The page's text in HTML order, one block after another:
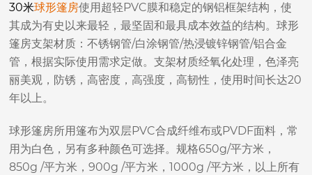
30米球形篷房使用超轻PVC膜和稳定的钢铝框架结构，使
其成为有史以来最轻，最坚固和最具成本效益的结构。球形
篷房支架材质：不锈钢管/白涂钢管/热浸镀锌钢管/铝合金
管，根据实际使用需求定做。支架材质经氧化处理，色泽亮
丽美观，防锈，高密度，高强度，高韧性，使用时间长达20
年以上。
球形篷房所用篷布为双层PVC合成纤维布或PVDF面料，常
用为白色，另有多种颜色可选择。规格650g/平方米，
850g /平方米，900g /平方米，1000g /平方米，以上所有